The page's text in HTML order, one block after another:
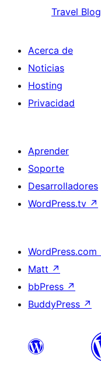
Travel Blog
Acerca de
Noticias
Hosting
Privacidad
Aprender
Soporte
Desarrolladores
WordPress.tv ↗
WordPress.com
Matt ↗
bbPress ↗
BuddyPress ↗